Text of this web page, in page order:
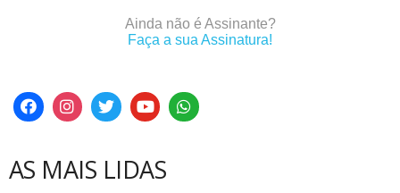
Ainda não é Assinante?
Faça a sua Assinatura!
AS MAIS LIDAS